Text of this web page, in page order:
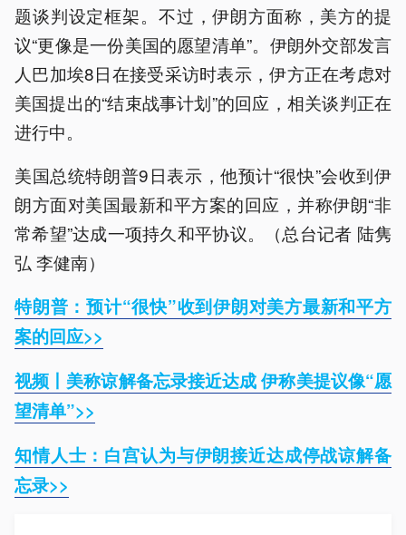
题谈判设定框架。不过，伊朗方面称，美方的提
议“更像是一份美国的愿望清单”。伊朗外交部发言
人巴加埃8日在接受采访时表示，伊方正在考虑对
美国提出的“结束战事计划”的回应，相关谈判正在
进行中。
美国总统特朗普9日表示，他预计“很快”会收到伊
朗方面对美国最新和平方案的回应，并称伊朗“非
常希望”达成一项持久和平协议。（总台记者 陆隽
弘 李健南）
特朗普：预计“很快”收到伊朗对美方最新和平方
案的回应>>
视频丨美称谅解备忘录接近达成 伊称美提议像“愿
望清单”>>
知情人士：白宫认为与伊朗接近达成停战谅解备
忘录>>